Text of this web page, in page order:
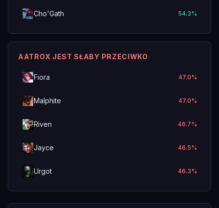
Cho'Gath 54.3%
AATROX JEST SŁABY PRZECIWKO
Fiora 47.0%
Malphite 47.0%
Riven 46.7%
Jayce 46.5%
Urgot 46.3%